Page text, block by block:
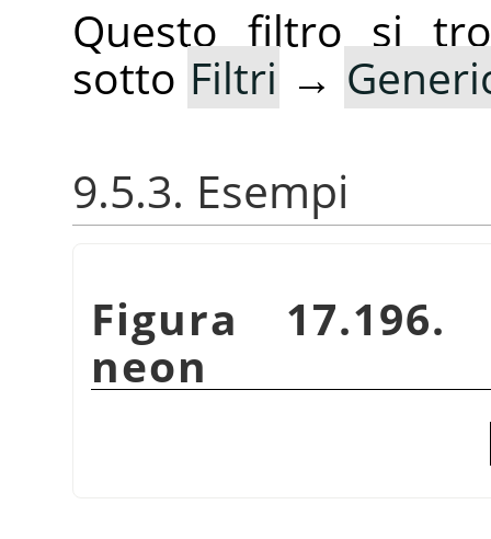
Questo filtro si
sotto Filtri →
9.5.3. Esempi
Figura
neon